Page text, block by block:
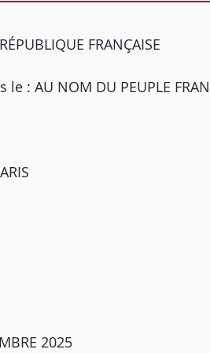
FRANÇAISE
: AU NOM DU PEUPLE
2025